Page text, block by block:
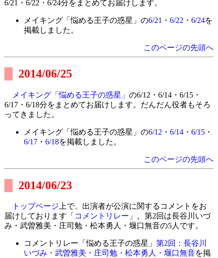
6/21・6/22・6/24分をまとめてお届けします。
メイキング「悩める王子の惑星」の6/21 ・ 6/22 ・ 6/24を
掲載しました。
このページの先頭へ
2014/06/25
メイキング「悩める王子の惑星」 の6/12・6/14・6/15・
6/17・6/18分をまとめてお届けします。だんだん役者もそろ
ってきました。
メイキング「悩める王子の惑星」の6/12 ・ 6/14・ 6/15・
6/17・ 6/18を掲載しました。
このページの先頭へ
2014/06/23
トップページ上で、出演者が公演に関するコメントをお
届けしております「 コメントリレー 」。第2回は長谷川いづ
み・武曽雅美・庄司勉・松本勇人・堰口無音の5人です。
コメントリレー「悩める王子の惑星」 第2回：長谷川
いづみ・武曽雅美・庄司勉・松本勇人・堰口無音を掲